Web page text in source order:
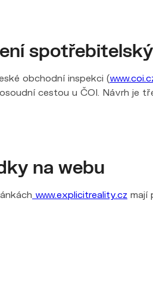
obchodní inspekci (
cestou u ČOI. Návrh je
na webu
www.explicitreality.cz mají